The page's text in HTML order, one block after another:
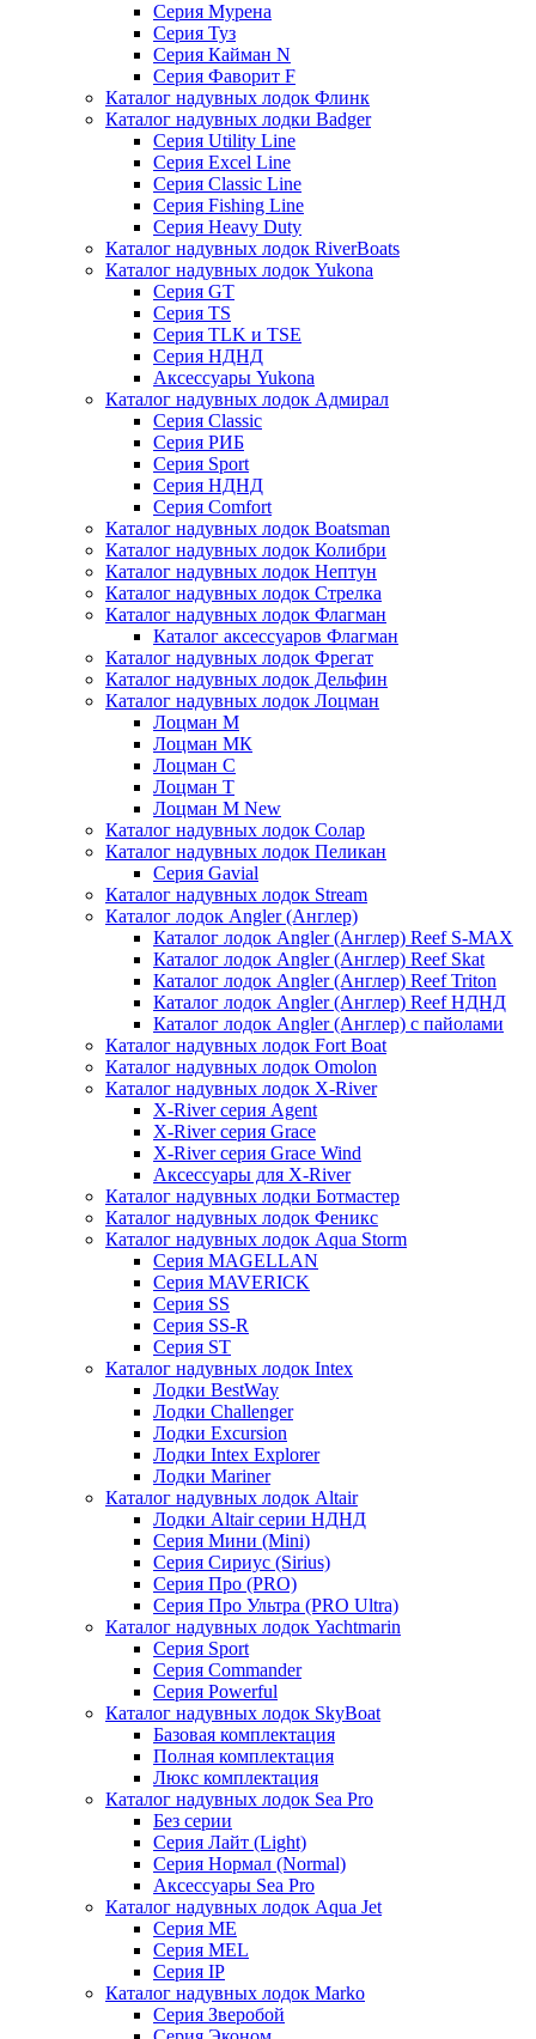
Серия Мурена
Серия Туз
Серия Кайман N
Серия Фаворит F
Каталог надувных лодок Флинк
Каталог надувных лодки Badger
Серия Utility Line
Серия Excel Line
Серия Classic Line
Серия Fishing Line
Серия Heavy Duty
Каталог надувных лодок RiverBoats
Каталог надувных лодок Yukona
Серия GT
Серия TS
Серия TLK и TSE
Серия НДНД
Аксессуары Yukona
Каталог надувных лодок Адмирал
Серия Classic
Серия РИБ
Серия Sport
Серия НДНД
Серия Comfort
Каталог надувных лодок Boatsman
Каталог надувных лодок Колибри
Каталог надувных лодок Нептун
Каталог надувных лодок Стрелка
Каталог надувных лодок Флагман
Каталог аксессуаров Флагман
Каталог надувных лодок Фрегат
Каталог надувных лодок Дельфин
Каталог надувных лодок Лоцман
Лоцман М
Лоцман МК
Лоцман С
Лоцман Т
Лоцман М New
Каталог надувных лодок Солар
Каталог надувных лодок Пеликан
Серия Gavial
Каталог надувных лодок Stream
Каталог лодок Angler (Англер)
Каталог лодок Angler (Англер) Reef S-MAX
Каталог лодок Angler (Англер) Reef Skat
Каталог лодок Angler (Англер) Reef Triton
Каталог лодок Angler (Англер) Reef НДНД
Каталог лодок Angler (Англер) с пайолами
Каталог надувных лодок Fort Boat
Каталог надувных лодок Omolon
Каталог надувных лодок X-River
X-River серия Agent
X-River серия Grace
X-River серия Grace Wind
Аксессуары для X-River
Каталог надувных лодки Ботмастер
Каталог надувных лодок Феникc
Каталог надувных лодок Aqua Storm
Серия MAGELLAN
Серия MAVERICK
Серия SS
Серия SS-R
Серия ST
Каталог надувных лодок Intex
Лодки BestWay
Лодки Challenger
Лодки Excursion
Лодки Intex Explorer
Лодки Mariner
Каталог надувных лодок Altair
Лодки Altair серии НДНД
Серия Мини (Mini)
Серия Сириус (Sirius)
Серия Про (PRO)
Серия Про Ультра (PRO Ultra)
Каталог надувных лодок Yachtmarin
Серия Sport
Серия Commander
Серия Powerful
Каталог надувных лодок SkyBoat
Базовая комплектация
Полная комплектация
Люкс комплектация
Каталог надувных лодок Sea Pro
Без серии
Серия Лайт (Light)
Серия Нормал (Normal)
Аксессуары Sea Pro
Каталог надувных лодок Aqua Jet
Серия ME
Серия MEL
Серия IP
Каталог надувных лодок Marko
Серия Зверобой